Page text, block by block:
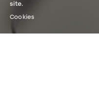
site.
Cookies